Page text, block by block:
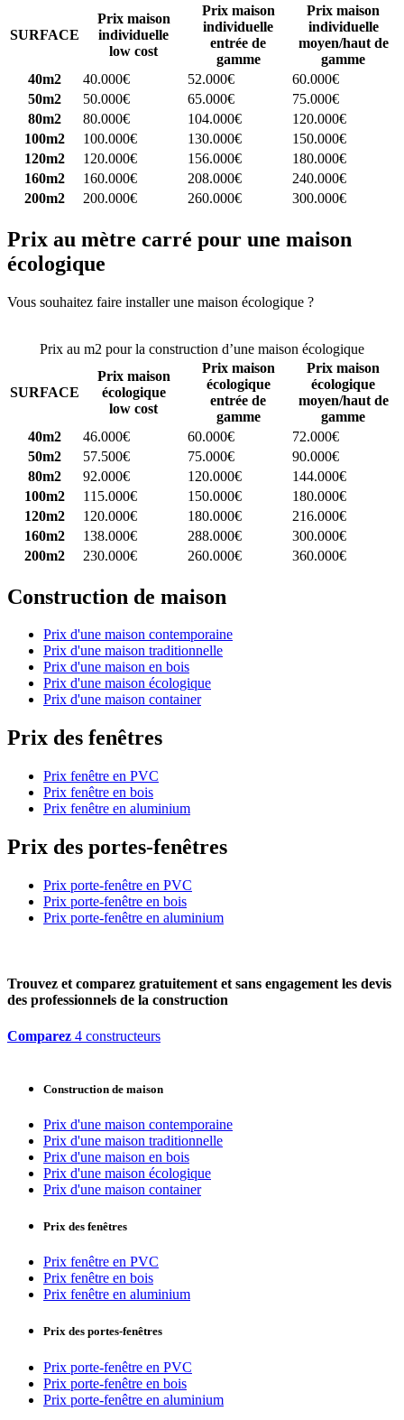
SURFACE
Prix maison
individuelle
low cost
Prix maison
individuelle
entrée de
gamme
Prix maison
individuelle
moyen/haut de
gamme
40m2
40.000€ 52.000€
60.000€
50m2
50.000€ 65.000€
75.000€
80m2
80.000€ 104.000€
120.000€
100m2
100.000€ 130.000€
150.000€
120m2
120.000€ 156.000€
180.000€
160m2
160.000€ 208.000€
240.000€
200m2
200.000€ 260.000€ 300.000€
Prix au mètre carré pour une maison
écologique
Vous souhaitez faire installer une maison écologique ?
Prix au m2 pour la construction d’une maison écologique
SURFACE
Prix maison
écologique
low cost
Prix maison
écologique
entrée de
gamme
Prix maison
écologique
moyen/haut de
gamme
40m2
46.000€ 60.000€
72.000€
50m2
57.500€ 75.000€
90.000€
80m2
92.000€ 120.000€
144.000€
100m2
115.000€ 150.000€
180.000€
120m2
120.000€ 180.000€
216.000€
160m2
138.000€ 288.000€
300.000€
200m2
230.000€ 260.000€ 360.000€
Construction de maison
Prix d'une maison contemporaine
Prix d'une maison traditionnelle
Prix d'une maison en bois
Prix d'une maison écologique
Prix d'une maison container
Prix des fenêtres
Prix fenêtre en PVC
Prix fenêtre en bois
Prix fenêtre en aluminium
Prix des portes-fenêtres
Prix porte-fenêtre en PVC
Prix porte-fenêtre en bois
Prix porte-fenêtre en aluminium
Trouvez et comparez gratuitement et sans engagement les devis
des professionnels de la construction
Comparez 4 constructeurs
Construction de maison
Prix d'une maison contemporaine
Prix d'une maison traditionnelle
Prix d'une maison en bois
Prix d'une maison écologique
Prix d'une maison container
Prix des fenêtres
Prix fenêtre en PVC
Prix fenêtre en bois
Prix fenêtre en aluminium
Prix des portes-fenêtres
Prix porte-fenêtre en PVC
Prix porte-fenêtre en bois
Prix porte-fenêtre en aluminium